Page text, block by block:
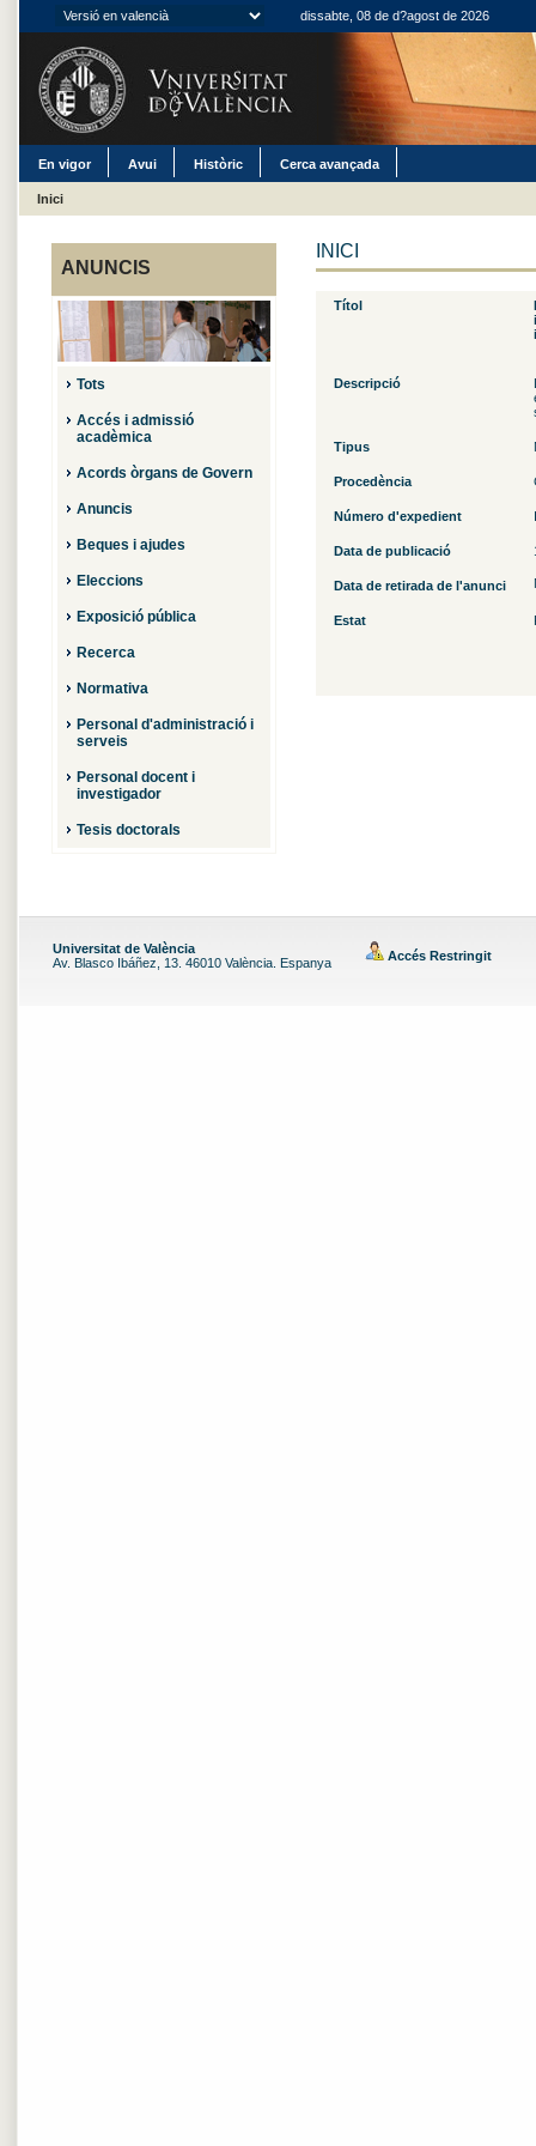
dissabte, 08 de d?agost de 2026
En vigor Avui Històric Cerca avançada
Inici
ANUNCIS
Tots
Accés i admissió
acadèmica
Acords òrgans de Govern
Anuncis
Beques i ajudes
Eleccions
Exposició pública
Recerca
Normativa
Personal d'administració i
serveis
Personal docent i
investigador
Tesis doctorals
INICI
Títol
Descripció
Tipus
Procedència
Número d'expedient
Data de publicació
Data de retirada de l'anunci
Estat
Universitat de València
Av. Blasco Ibáñez, 13. 46010 València. Espanya
Accés Restringit